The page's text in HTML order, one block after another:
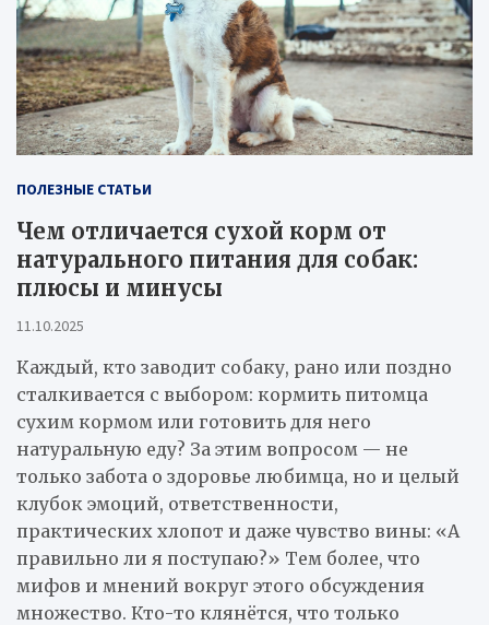
ПОЛЕЗНЫЕ СТАТЬИ
Чем отличается сухой корм от
натурального питания для собак:
плюсы и минусы
11.10.2025
Каждый, кто заводит собаку, рано или поздно
сталкивается с выбором: кормить питомца
сухим кормом или готовить для него
натуральную еду? За этим вопросом — не
только забота о здоровье любимца, но и целый
клубок эмоций, ответственности,
практических хлопот и даже чувство вины: «А
правильно ли я поступаю?» Тем более, что
мифов и мнений вокруг этого обсуждения
множество. Кто-то клянётся, что только